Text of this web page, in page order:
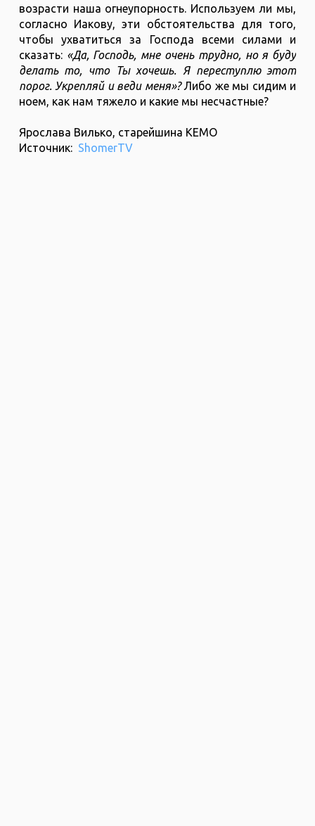
возрасти наша огнеупорность. Используем ли мы,
согласно Иакову, эти обстоятельства для того,
чтобы ухватиться за Господа всеми силами и
сказать: «Да, Господь, мне очень трудно, но я буду
делать то, что Ты хочешь. Я переступлю этот
порог. Укрепляй и веди меня»?Либо же мы сидим и
ноем, как нам тяжело и какие мы несчастные?
Ярослава Вилько, старейшина КЕМО
Источник: ShomerTV